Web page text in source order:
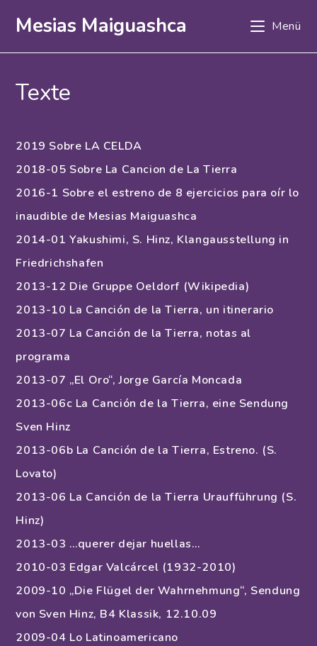
InhaltMesias Maiguashca Menü
Texte
2019 Sobre LA CELDA
2018-05 Sobre La Cancion de La Tierra
2016-1 Sobre el estreno de 8 ejercicios para oír lo
inaudible de Mesias Maiguashca
2014-01 Yakushimi, S. Hinz, Klangausstellung in
Friedrichshafen
2013-12 Die Gruppe Oeldorf (Wikipedia)
2013-10 La Canción de la Tierra, un itinerario
2013-07 La Canción de la Tierra, notas al
programa
2013-07 „El Oro“, Jorge García Moncada
2013-06c La Canción de la Tierra, eine Sendung
Sven Hinz
2013-06b La Canción de la Tierra, Estreno. (S.
Lovato)
2013-06 La Canción de la Tierra Uraufführung (S.
Hinz)
2013-03 …querer dejar huellas…
2010-03 Edgar Valcárcel (1932-2010)
2009-10 „Die Flügel der Wahrnehmung“, Sendung
von Sven Hinz, B4 Klassik, 12.10.09
2009-04 Lo Latinoamericano